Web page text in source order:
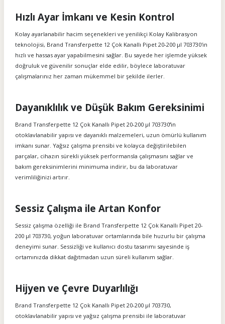
Hızlı Ayar İmkanı ve Kesin Kontrol
Kolay ayarlanabilir hacim seçenekleri ve yenilikçi Kolay Kalibrasyon
teknolojisi, Brand Transferpette 12 Çok Kanallı Pipet 20-200 µl 703730'in
hızlı ve hassas ayar yapabilmesini sağlar. Bu sayede her işlemde yüksek
doğruluk ve güvenilir sonuçlar elde edilir, böylece laboratuvar
çalışmalarınız her zaman mükemmel bir şekilde ilerler.
Dayanıklılık ve Düşük Bakım Gereksinimi
Brand Transferpette 12 Çok Kanallı Pipet 20-200 µl 703730’in
otoklavlanabilir yapısı ve dayanıklı malzemeleri, uzun ömürlü kullanım
imkanı sunar. Yağsız çalışma prensibi ve kolayca değiştirilebilen
parçalar, cihazın sürekli yüksek performansla çalışmasını sağlar ve
bakım gereksinimlerini minimuma indirir, bu da laboratuvar
verimliliğinizi artırır.
Sessiz Çalışma ile Artan Konfor
Sessiz çalışma özelliği ile Brand Transferpette 12 Çok Kanallı Pipet 20-
200 µl 703730, yoğun laboratuvar ortamlarında bile huzurlu bir çalışma
deneyimi sunar. Sessizliği ve kullanıcı dostu tasarımı sayesinde iş
ortamınızda dikkat dağıtmadan uzun süreli kullanım sağlar.
Hijyen ve Çevre Duyarlılığı
Brand Transferpette 12 Çok Kanallı Pipet 20-200 µl 703730,
otoklavlanabilir yapısı ve yağsız çalışma prensibi ile laboratuvar